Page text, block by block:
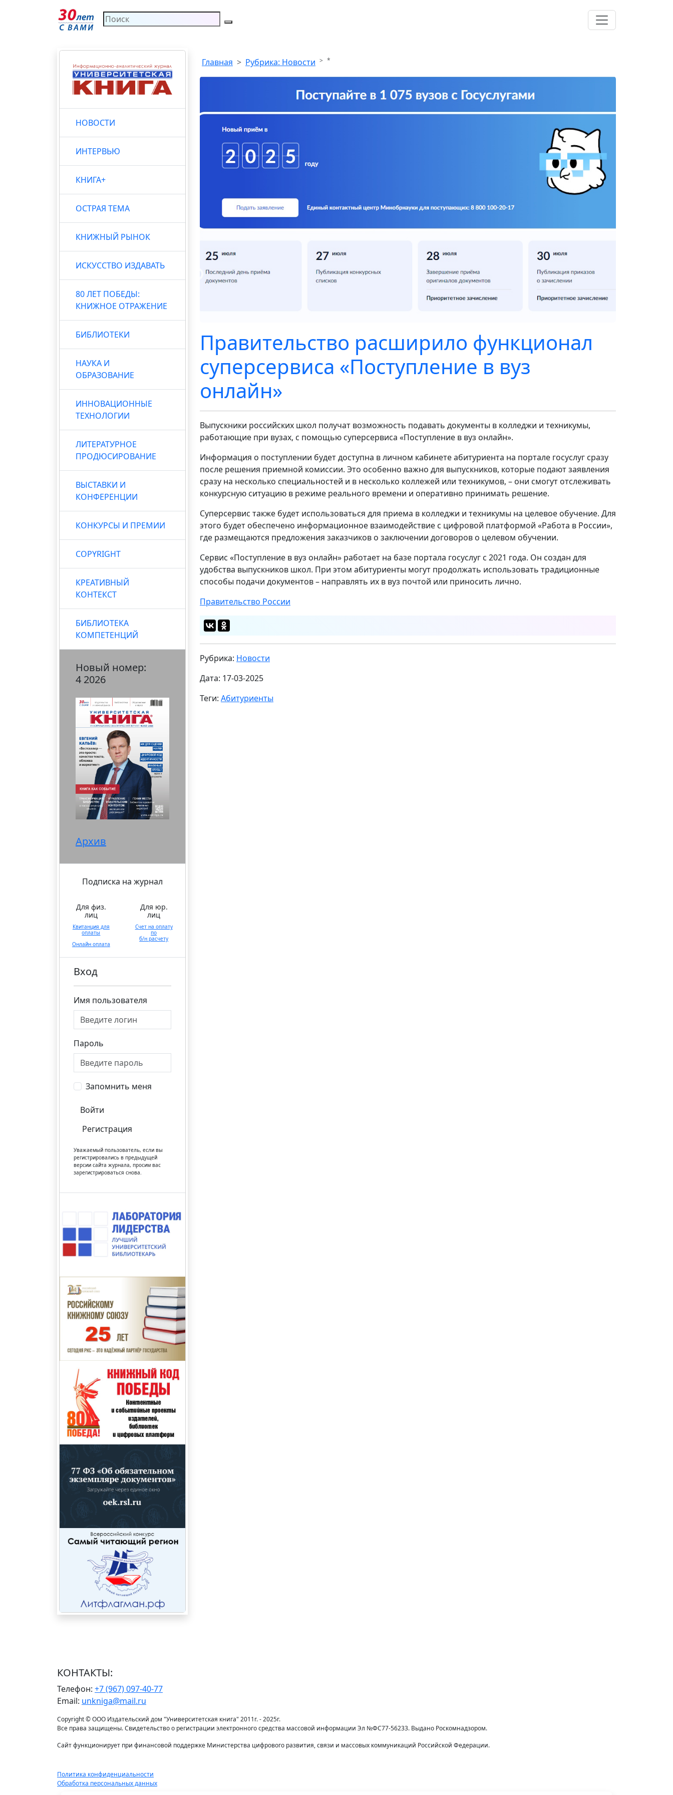
НОВОСТИ
ИНТЕРВЬЮ
КНИГА+
ОСТРАЯ ТЕМА
КНИЖНЫЙ РЫНОК
ИСКУССТВО ИЗДАВАТЬ
80 ЛЕТ ПОБЕДЫ:
КНИЖНОЕ ОТРАЖЕНИЕ
БИБЛИОТЕКИ
НАУКА И
ОБРАЗОВАНИЕ
ИННОВАЦИОННЫЕ
ТЕХНОЛОГИИ
ЛИТЕРАТУРНОЕ
ПРОДЮСИРОВАНИЕ
ВЫСТАВКИ И
КОНФЕРЕНЦИИ
КОНКУРСЫ И ПРЕМИИ
COPYRIGHT
КРЕАТИВНЫЙ
КОНТЕКСТ
БИБЛИОТЕКА
КОМПЕТЕНЦИЙ
Новый номер:
4 2026
Архив
Подписка на журнал
Для физ.
лиц
Квитанция для
оплаты
Онлайн оплата
Для юр.
лиц
Счет на оплату
по
б/н расчету
Вход
Имя пользователя
Пароль
Запомнить меня
Войти
Регистрация
Уважаемый пользователь, если вы
регистрировались в предыдущей
версии сайта журнала, просим вас
зарегистрироваться снова.
Главная Рубрика: Новости *
Правительство расширило функционал
суперсервиса «Поступление в вуз
онлайн»
Выпускники российских школ получат возможность подавать документы в колледжи и техникумы,
работающие при вузах, с помощью суперсервиса «Поступление в вуз онлайн».
Информация о поступлении будет доступна в личном кабинете абитуриента на портале госуслуг сразу
после решения приемной комиссии. Это особенно важно для выпускников, которые подают заявления
сразу на несколько специальностей и в несколько коллежей или техникумов, – они смогут отслеживать
конкурсную ситуацию в режиме реального времени и оперативно принимать решение.
Суперсервис также будет использоваться для приема в колледжи и техникумы на целевое обучение. Для
этого будет обеспечено информационное взаимодействие с цифровой платформой «Работа в России»,
где размещаются предложения заказчиков о заключении договоров о целевом обучении.
Сервис «Поступление в вуз онлайн» работает на базе портала госуслуг с 2021 года. Он создан для
удобства выпускников школ. При этом абитуриенты могут продолжать использовать традиционные
способы подачи документов – направлять их в вуз почтой или приносить лично.
Правительство России
Рубрика: Новости
Дата: 17-03-2025
Теги: Абитуриенты
КОНТАКТЫ:
Телефон: +7 (967) 097-40-77
Email: unkniga@mail.ru
Copyright © ООО Издательский дом "Университетская книга" 2011г. - 2025г.
Все права защищены. Свидетельство о регистрации электронного средства массовой информации Эл №ФС77-56233. Выдано Роскомнадзором.
Сайт функционирует при финансовой поддержке Министерства цифрового развития, связи и массовых коммуникаций Российской Федерации.
Политика конфиденциальности
Обработка персональных данных